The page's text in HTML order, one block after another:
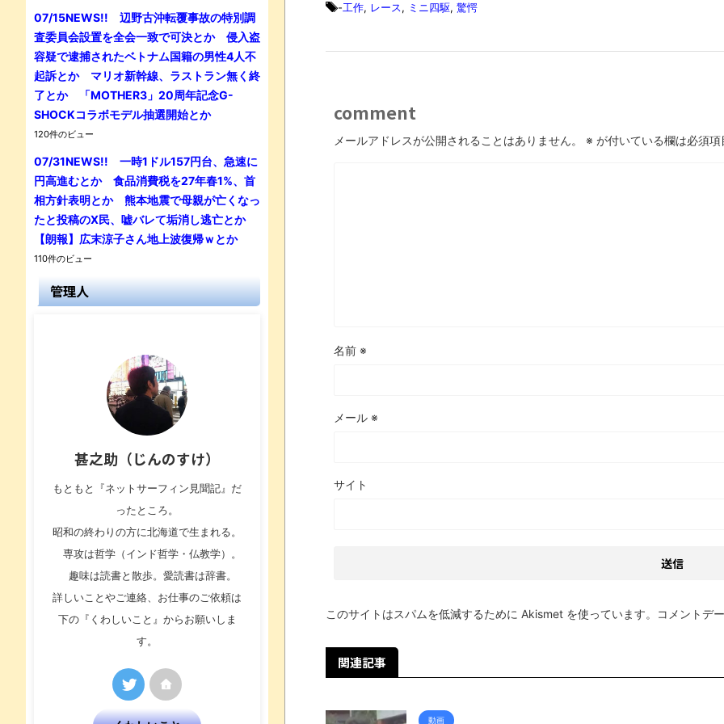
-工作, レース, ミニ四駆, 驚愕
comment
メールアドレスが公開されることはありません。 ※ が付いている欄は必須項
名前 ※
メール ※
サイト
このサイトはスパムを低減するために Akismet を使っています。 コメントデ
関連記事
動画
07/15NEWS!! 辺野古沖転覆事故の特別調
査委員会設置を全会一致で可決とか 侵入盗
容疑で逮捕されたベトナム国籍の男性4人不
起訴とか マリオ新幹線、ラストラン無く終
了とか 「MOTHER3」20周年記念G-
SHOCKコラボモデル抽選開始とか
120件のビュー
07/31NEWS!! 一時1ドル157円台、急速に
円高進むとか 食品消費税を27年春1%、首
相方針表明とか 熊本地震で母親が亡くなっ
たと投稿のX民、嘘バレて垢消し逃亡とか
【朗報】広末涼子さん地上波復帰ｗとか
110件のビュー
管理人
甚之助（じんのすけ）
もともと『ネットサーフィン見聞記』だ
ったところ。
昭和の終わりの方に北海道で生まれる。
専攻は哲学（インド哲学・仏教学）。
趣味は読書と散歩。愛読書は辞書。
詳しいことやご連絡、お仕事のご依頼は
下の『くわしいこと』からお願いしま
す。